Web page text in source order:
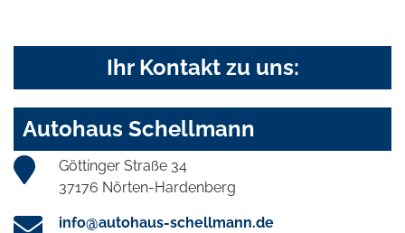
Ihr Kontakt zu uns:
Autohaus Schellmann
Göttinger Straße 34
37176 Nörten-Hardenberg
info@autohaus-schellmann.de